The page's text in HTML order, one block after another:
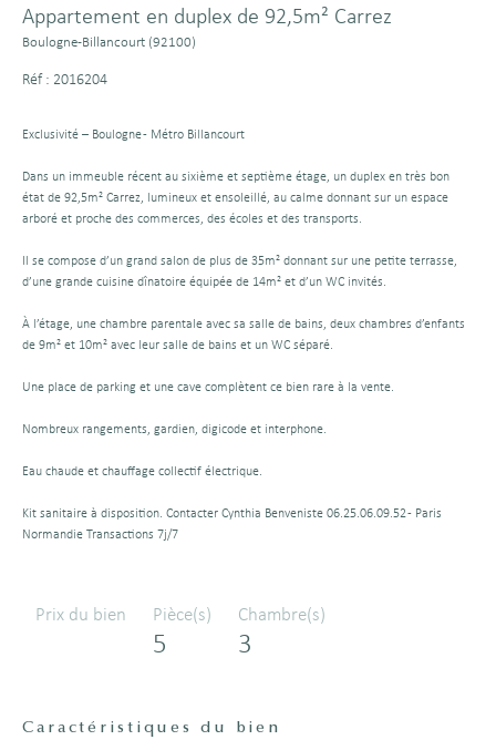
Appartement en duplex de 92,5m² Carrez
Boulogne-Billancourt (92100)
Réf : 2016204
Exclusivité – Boulogne - Métro Billancourt
Dans un immeuble récent au sixième et septième étage, un duplex en très bon
état de 92,5m² Carrez, lumineux et ensoleillé, au calme donnant sur un espace
arboré et proche des commerces, des écoles et des transports.
Il se compose d’un grand salon de plus de 35m² donnant sur une petite terrasse,
d’une grande cuisine dînatoire équipée de 14m² et d’un WC invités.
À l’étage, une chambre parentale avec sa salle de bains, deux chambres d’enfants
de 9m² et 10m² avec leur salle de bains et un WC séparé.
Une place de parking et une cave complètent ce bien rare à la vente.
Nombreux rangements, gardien, digicode et interphone.
Eau chaude et chauffage collectif électrique.
Kit sanitaire à disposition. Contacter Cynthia Benveniste 06.25.06.09.52 - Paris
Normandie Transactions 7j/7
Prix du bien Pièce(s)
5
Chambre(s)
3
Caractéristiques du bien